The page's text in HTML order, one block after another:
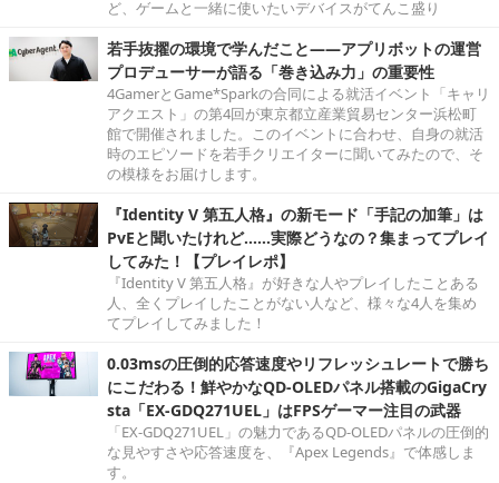
ど、ゲームと一緒に使いたいデバイスがてんこ盛り
若手抜擢の環境で学んだこと――アプリボットの運営
プロデューサーが語る「巻き込み力」の重要性
4GamerとGame*Sparkの合同による就活イベント「キャリ
アクエスト」の第4回が東京都立産業貿易センター浜松町
館で開催されました。このイベントに合わせ、自身の就活
時のエピソードを若手クリエイターに聞いてみたので、そ
の模様をお届けします。
『Identity V 第五人格』の新モード「手記の加筆」は
PvEと聞いたけれど……実際どうなの？集まってプレイ
してみた！【プレイレポ】
『Identity V 第五人格』が好きな人やプレイしたことある
人、全くプレイしたことがない人など、様々な4人を集め
てプレイしてみました！
0.03msの圧倒的応答速度やリフレッシュレートで勝ち
にこだわる！鮮やかなQD-OLEDパネル搭載のGigaCry
sta「EX-GDQ271UEL」はFPSゲーマー注目の武器
「EX-GDQ271UEL」の魅力であるQD-OLEDパネルの圧倒的
な見やすさや応答速度を、『Apex Legends』で体感しま
す。